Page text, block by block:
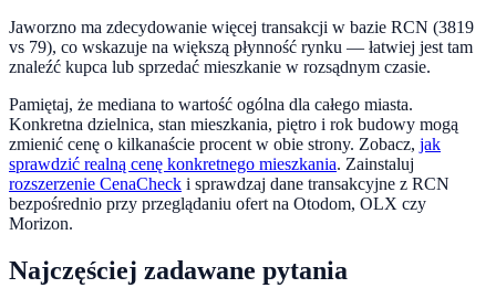
Jaworzno ma zdecydowanie więcej transakcji w bazie RCN (3819
vs 79), co wskazuje na większą płynność rynku — łatwiej jest tam
znaleźć kupca lub sprzedać mieszkanie w rozsądnym czasie.
Pamiętaj, że mediana to wartość ogólna dla całego miasta.
Konkretna dzielnica, stan mieszkania, piętro i rok budowy mogą
zmienić cenę o kilkanaście procent w obie strony. Zobacz, jak
sprawdzić realną cenę konkretnego mieszkania. Zainstaluj
rozszerzenie CenaCheck i sprawdzaj dane transakcyjne z RCN
bezpośrednio przy przeglądaniu ofert na Otodom, OLX czy
Morizon.
Najczęściej zadawane pytania